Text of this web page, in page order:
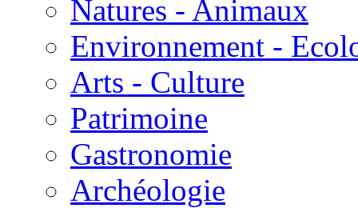
Natures - Animaux
Environnement -
Arts - Culture
Patrimoine
Gastronomie
Archéologie